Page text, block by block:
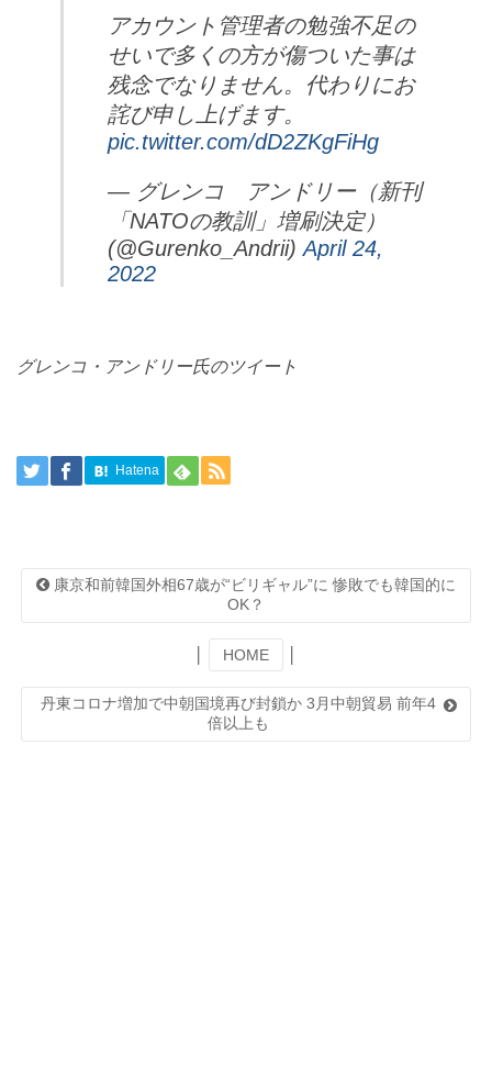
アカウント管理者の勉強不足の
せいで多くの方が傷ついた事は
残念でなりません。代わりにお
詫び申し上げます。
pic.twitter.com/dD2ZKgFiHg
— グレンコ アンドリー（新刊
「NATOの教訓」増刷決定）
(@Gurenko_Andrii)April 24,
2022
グレンコ・アンドリー氏のツイート
Hatena
康京和前韓国外相67歳が“ビリギャル”に 惨敗でも韓国的に
OK？
HOME
丹東コロナ増加で中朝国境再び封鎖か 3月中朝貿易 前年4
倍以上も